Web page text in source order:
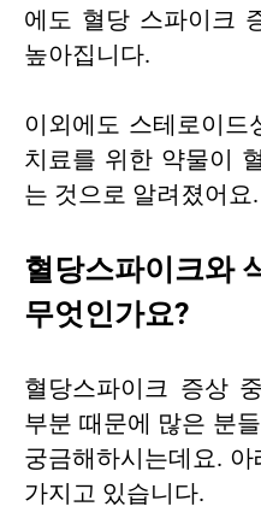
에도 혈당 스파이크
높아집니다.
이외에도 스테로이드
치료를 위한 약물이
는 것으로 알려졌어요.
혈당스파이크와
무엇인가요?
혈당스파이크 증상
부분 때문에 많은 분
궁금해하시는데요.
가지고 있습니다.